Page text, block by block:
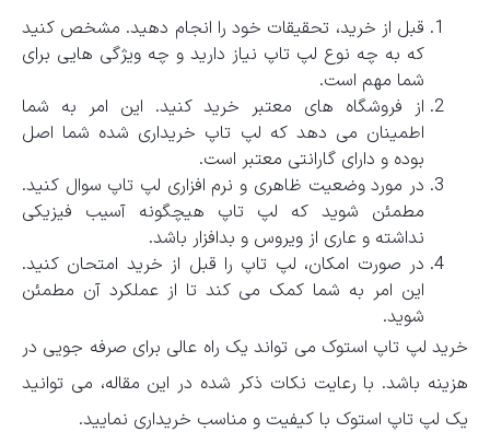
قبل از خرید، تحقیقات خود را انجام دهید. مشخص کنید
که به چه نوع لپ تاپ نیاز دارید و چه ویژگی هایی برای
شما مهم است.
از فروشگاه های معتبر خرید کنید. این امر به شما
اطمینان می دهد که لپ تاپ خریداری شده شما اصل
بوده و دارای گارانتی معتبر است.
در مورد وضعیت ظاهری و نرم افزاری لپ تاپ سوال کنید.
مطمئن شوید که لپ تاپ هیچگونه آسیب فیزیکی
نداشته و عاری از ویروس و بدافزار باشد.
در صورت امکان، لپ تاپ را قبل از خرید امتحان کنید.
این امر به شما کمک می کند تا از عملکرد آن مطمئن
شوید.
خرید لپ تاپ استوک می تواند یک راه عالی برای صرفه جویی در
هزینه باشد. با رعایت نکات ذکر شده در این مقاله، می توانید
یک لپ تاپ استوک با کیفیت و مناسب خریداری نمایید.